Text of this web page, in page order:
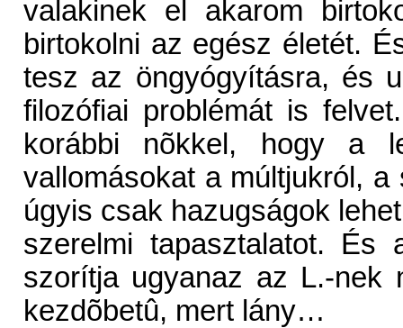
valakinek el akarom
birtokolni az egész életét.
tesz az öngyógyításra, és
filozófiai problémát is
korábbi nõkkel, hogy a
vallomásokat a múltjukról,
úgyis csak hazugságok
szerelmi tapasztalatot. És
szorítja ugyanaz az L.-nek
kezdõbetû, mert lány…